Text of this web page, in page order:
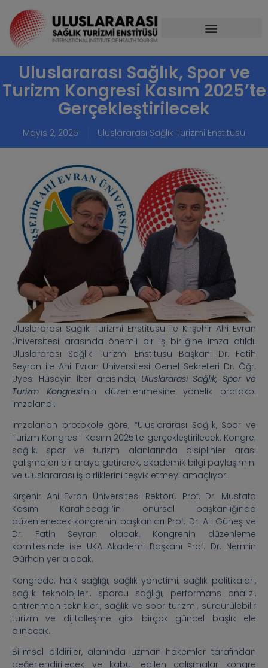
Uluslararası Sağlık, Spor ve
Turizm Kongresi Kasım 2025’te
Gerçekleştirilecek
Mayıs 2, 2025 Uluslararası Sağlık Turizmi Enstitüsü
Uluslararası Sağlık Turizmi Enstitüsü ile Kırşehir Ahi Evran
Üniversitesi arasında önemli bir iş birliğine imza atıldı.
Uluslararası Sağlık Turizmi Enstitüsü Başkanı Dr. Fatih
Seyran ile Ahi Evran Üniversitesi Genel Sekreteri Dr. Öğr.
Üyesi Hüseyin İlter arasında, Uluslararası Sağlık, Spor ve
Turizm Kongresi‘nin düzenlenmesine yönelik protokol
imzalandı.
İmzalanan protokole göre; “Uluslararası Sağlık, Spor ve
Turizm Kongresi” Kasım 2025’te gerçekleştirilecek. Kongre;
sağlık, spor ve turizm alanlarında disiplinler arası
çalışmaları bir araya getirerek, akademik bilgi paylaşımını
ve uluslararası iş birliklerini teşvik etmeyi amaçlıyor.
Kırşehir Ahi Evran Üniversitesi Rektörü Prof. Dr. Mustafa
Kasım Karahocagil’in onursal başkanlığında
düzenlenecek kongrenin başkanları Prof. Dr. Ali Güneş ve
Dr. Fatih Seyran olacak. Kongrenin düzenleme
komitesinde ise UKA Akademi Başkanı Prof. Dr. Nermin
Gürhan yer alacak.
Kongrede; halk sağlığı, sağlık yönetimi, sağlık politikaları,
sağlık teknolojileri, sporcu sağlığı, performans analizi,
antrenman teknikleri, sağlık ve spor turizmi, sürdürülebilir
turizm ve dijitalleşme gibi birçok güncel başlık ele
alınacak.
Bilimsel bildiriler, alanında uzman hakemler tarafından
değerlendirilecek ve kabul edilen çalışmalar kongre